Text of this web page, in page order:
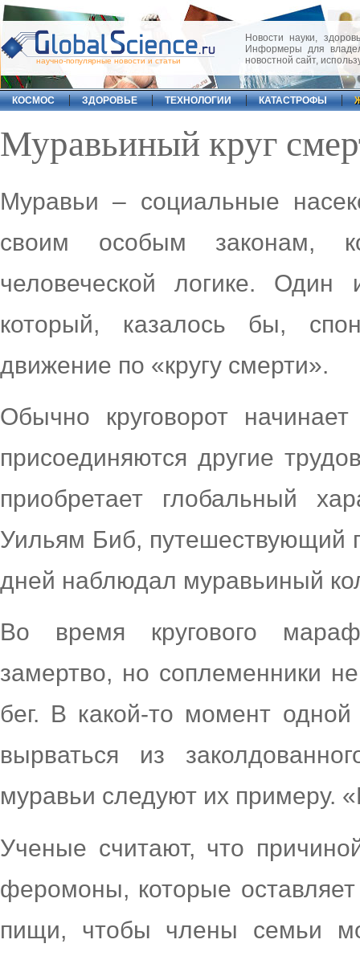
научно-популярные новости и статьи
Новости науки,
Информеры для
новостной сайт,
КОСМОС ЗДОРОВЬЕ ТЕХНОЛОГИИ КАТАСТРОФЫ
Муравьиный круг
Муравьи – социальные
своим особым законам,
человеческой логике.
который, казалось бы,
движение по «кругу смерти».
Обычно круговорот
присоединяются другие
приобретает глобальный
Уильям Биб, путешествующий
дней наблюдал муравьиный
Во время кругового
замертво, но соплеменники
бег. В какой-то момент
вырваться из
муравьи следуют их примеру.
Ученые считают, что
феромоны, которые
пищи, чтобы члены семьи